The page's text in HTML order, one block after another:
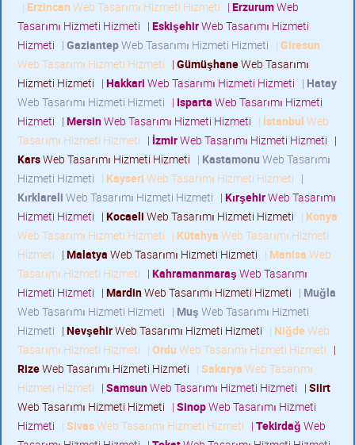
| Erzincan Web Tasarımı Hizmeti Hizmeti | ErzurumWeb
Tasarımı Hizmeti Hizmeti | EskişehirWeb Tasarımı Hizmeti
Hizmeti | GaziantepWeb Tasarımı Hizmeti Hizmeti | Giresun
Web Tasarımı Hizmeti Hizmeti | GümüşhaneWeb Tasarımı
Hizmeti Hizmeti | Hakkari Web Tasarımı Hizmeti Hizmeti | Hatay
Web Tasarımı Hizmeti Hizmeti | Isparta Web Tasarımı Hizmeti
Hizmeti | MersinWeb Tasarımı Hizmeti Hizmeti | İstanbul Web
Tasarımı Hizmeti Hizmeti | İzmirWeb Tasarımı Hizmeti Hizmeti |
KarsWeb Tasarımı Hizmeti Hizmeti | Kastamonu Web Tasarımı
Hizmeti Hizmeti | Kayseri Web Tasarımı Hizmeti Hizmeti |
Kırklareli Web Tasarımı Hizmeti Hizmeti | KırşehirWeb Tasarımı
Hizmeti Hizmeti | Kocaeli Web Tasarımı Hizmeti Hizmeti | Konya
Web Tasarımı Hizmeti Hizmeti | Kütahya Web Tasarımı Hizmeti
Hizmeti | Malatya Web Tasarımı Hizmeti Hizmeti | Manisa Web
Tasarımı Hizmeti Hizmeti | KahramanmaraşWeb Tasarımı
Hizmeti Hizmeti | MardinWeb Tasarımı Hizmeti Hizmeti | Muğla
Web Tasarımı Hizmeti Hizmeti | Muş Web Tasarımı Hizmeti
Hizmeti | NevşehirWeb Tasarımı Hizmeti Hizmeti | Niğde Web
Tasarımı Hizmeti Hizmeti | Ordu Web Tasarımı Hizmeti Hizmeti |
RizeWeb Tasarımı Hizmeti Hizmeti | Sakarya Web Tasarımı
Hizmeti Hizmeti | SamsunWeb Tasarımı Hizmeti Hizmeti | Siirt
Web Tasarımı Hizmeti Hizmeti | SinopWeb Tasarımı Hizmeti
Hizmeti | SivasWeb Tasarımı Hizmeti Hizmeti | Tekirdağ Web